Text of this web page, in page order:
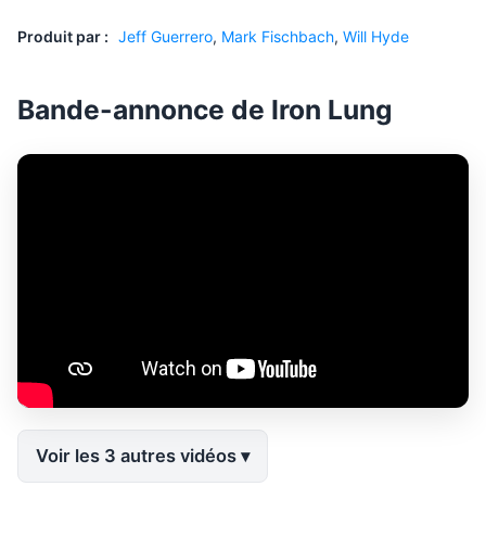
Produit par : Jeff Guerrero, Mark Fischbach, Will Hyde
Bande-annonce de Iron Lung
Voir les 3 autres vidéos